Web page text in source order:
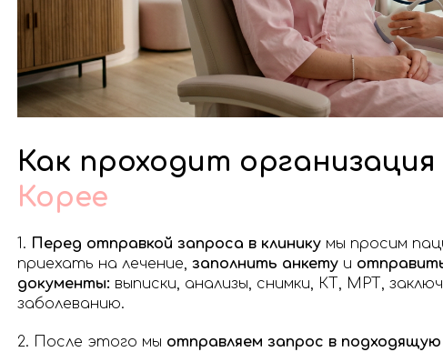
Как проходит организация
Корее
1. Перед отправкой запроса в клинику мы просим
приехать на лечение, заполнить анкету и
документы: выписки, анализы, снимки, КТ, МРТ,
заболеванию.
2. После этого мы отправляем запрос в подходящую